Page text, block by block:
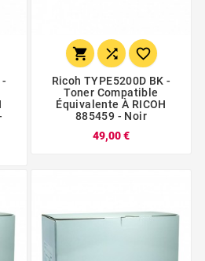
-
  
Ricoh TYPE5200D BK -
Toner Compatible
Équivalente À RICOH
885459 - Noir
49,00 €